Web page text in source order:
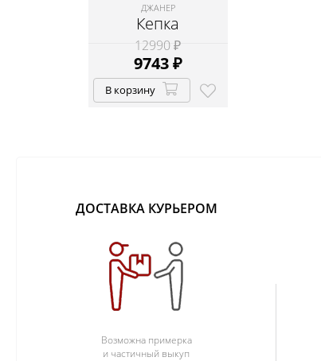
ДЖАНЕР
Кепка
12990 ₽
9743₽
В корзину
ДОСТАВКА КУРЬЕРОМ
Возможна примерка
и частичный выкуп